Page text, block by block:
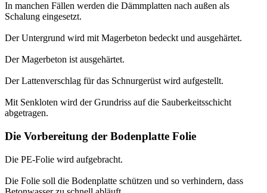
In manchen Fällen werden die Dämmplatten nach außen als
Schalung eingesetzt.
Der Untergrund wird mit Magerbeton bedeckt und ausgehärtet.
Der Magerbeton ist ausgehärtet.
Der Lattenverschlag für das Schnurgerüst wird aufgestellt.
Mit Senkloten wird der Grundriss auf die Sauberkeitsschicht
abgetragen.
Die Vorbereitung der Bodenplatte Folie
Die PE-Folie wird aufgebracht.
Die Folie soll die Bodenplatte schützen und so verhindern, dass